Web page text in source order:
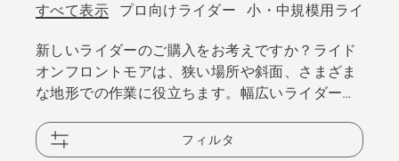
すべて表示 プロ向けライダー 小・中規模用ライダー
新しいライダーのご購入をお考えですか？ライド
オンフロントモアは、狭い場所や斜面、さまざま
な地形での作業に役立ちます。幅広いライダーシ
リューションを提供します。
フィルタ